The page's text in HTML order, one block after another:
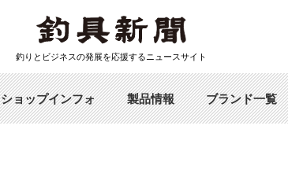
釣りとビジネスの発展を応援するニュースサイト
ショップインフォ 製品情報 ブランド一覧